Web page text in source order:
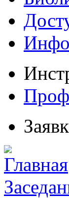
Главная